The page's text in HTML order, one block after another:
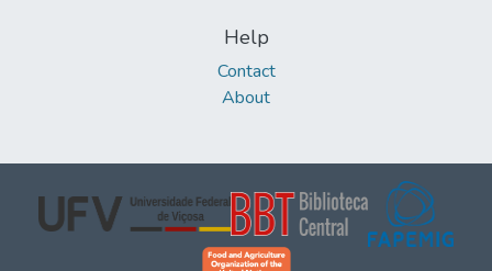
Help
Contact
About